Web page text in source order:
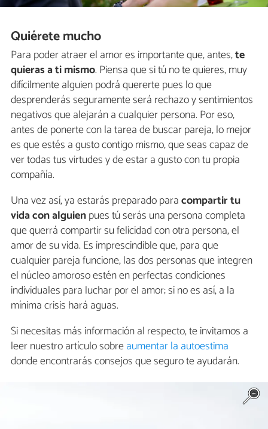
Quiérete mucho
Para poder atraer el amor es importante que, antes,te
quieras a ti mismo. Piensa que si tú no te quieres, muy
difícilmente alguien podrá quererte pues lo que
desprenderás seguramente será rechazo y sentimientos
negativos que alejarán a cualquier persona. Por eso,
antes de ponerte con la tarea de buscar pareja, lo mejor
es que estés a gusto contigo mismo, que seas capaz de
ver todas tus virtudes y de estar a gusto con tu propia
compañía.
Una vez así, ya estarás preparado paracompartir tu
vida con alguienpues tú serás una persona completa
que querrá compartir su felicidad con otra persona, el
amor de su vida. Es imprescindible que, para que
cualquier pareja funcione, las dos personas que integren
el núcleo amoroso estén en perfectas condiciones
individuales para luchar por el amor; si no es así, a la
mínima crisis hará aguas.
Si necesitas más información al respecto, te invitamos a
leer nuestro artículo sobreaumentar la autoestima
donde encontrarás consejos que seguro te ayudarán.